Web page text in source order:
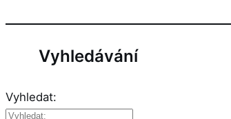
Vyhledávání
Vyhledat: